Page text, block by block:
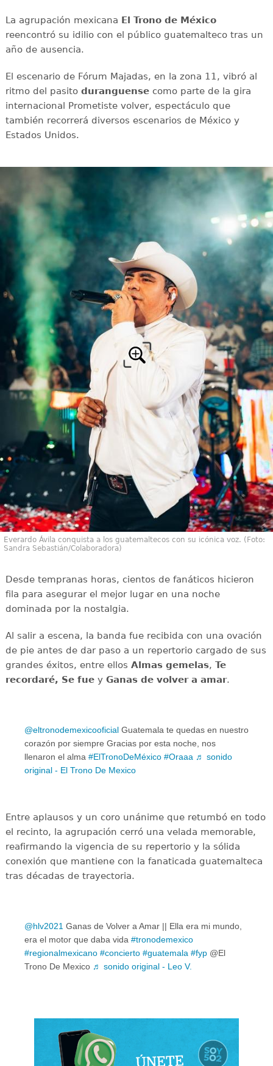
La agrupación mexicana El Trono de México
reencontró su idilio con el público guatemalteco tras un
año de ausencia.
El escenario de Fórum Majadas, en la zona 11, vibró al
ritmo del pasito duranguensecomo parte de la gira
internacional Prometiste volver, espectáculo que
también recorrerá diversos escenarios de México y
Estados Unidos.
Everardo Ávila conquista a los guatemaltecos con su icónica voz. (Foto:
Sandra Sebastián/Colaboradora)
Desde tempranas horas, cientos de fanáticos hicieron
fila para asegurar el mejor lugar en una noche
dominada por la nostalgia.
Al salir a escena, la banda fue recibida con una ovación
de pie antes de dar paso a un repertorio cargado de sus
grandes éxitos, entre ellos Almas gemelas, Te
recordaré, Se fuey Ganas de volver a amar.
@eltronodemexicooficial Guatemala te quedas en nuestro
corazón por siempre Gracias por esta noche, nos
llenaron el alma #ElTronoDeMéxico #Oraaa ♬ sonido
original - El Trono De Mexico
Entre aplausos y un coro unánime que retumbó en todo
el recinto, la agrupación cerró una velada memorable,
reafirmando la vigencia de su repertorio y la sólida
conexión que mantiene con la fanaticada guatemalteca
tras décadas de trayectoria.
@hlv2021 Ganas de Volver a Amar || Ella era mi mundo,
era el motor que daba vida #tronodemexico
#regionalmexicano #concierto #guatemala #fyp @El
Trono De Mexico ♬ sonido original - Leo V.